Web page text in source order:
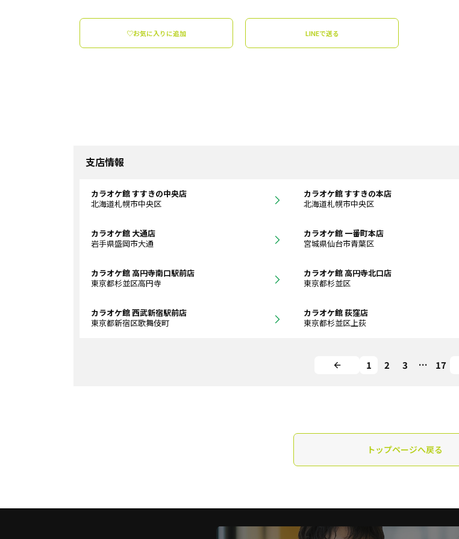
♡お気に入りに追加 LINEで送る
支店情報
カラオケ館 すすきの中央店
北海道札幌市中央区
カラオケ館 すすきの本店
北海道札幌市中央区
カラオケ館 大通店
岩手県盛岡市大通
カラオケ館 一番町本店
宮城県仙台市青葉区
カラオケ館 高円寺南口駅前店
東京都杉並区高円寺
カラオケ館 高円寺北口店
東京都杉並区
カラオケ館 西武新宿駅前店
東京都新宿区歌舞伎町
カラオケ館 荻窪店
東京都杉並区上荻
1 2 3 … 17
トップページへ戻る